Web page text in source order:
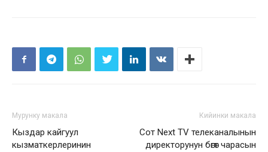
Мурунку макала
Кыздар кайгуул
кызматкерлеринин
Кийинки макала
Сот Next TV телеканалынын
директорунун бөгөт чарасын